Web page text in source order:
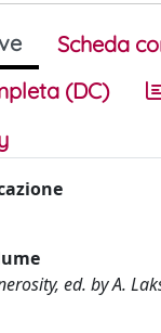
Scheda
(DC)
ed. by A.